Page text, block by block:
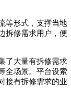
形式，支撑当地
拆修需求用户，便
大量有拆修需求
全场景。平台设索
接有拆修需求的业